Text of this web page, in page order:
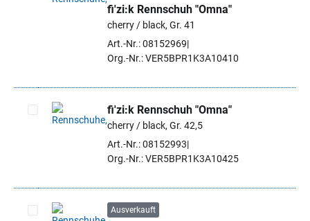
Artikel auswählen
fi'zi:k Rennschuh "Omna"
cherry / black, Gr. 41
Art.-Nr.: 08152969
Org.-Nr.: VER5BPR1K3A10410
Artikel auswählen
fi'zi:k Rennschuh "Omna"
cherry / black, Gr. 42,5
Art.-Nr.: 08152993
Org.-Nr.: VER5BPR1K3A10425
Ausverkauft